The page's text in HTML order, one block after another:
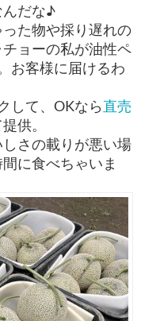
んだな♪
た物や採り遅れの
ョーの私が油性ペ
お客様に届けるわ
して、OKなら直売
供。
さの載りが悪い場
に食べちゃいま